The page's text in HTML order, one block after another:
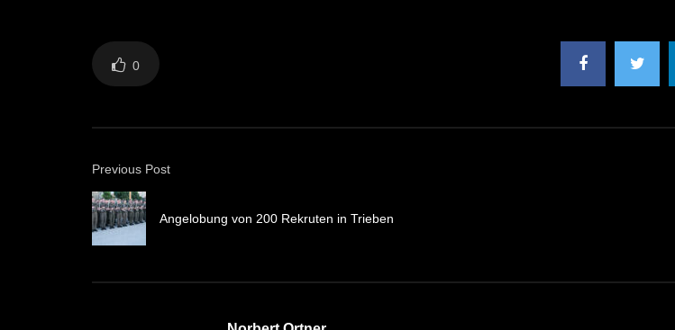
0
Previous Post
Angelobung von 200 Rekruten in Trieben